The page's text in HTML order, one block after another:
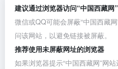
建议通过浏览器访问“中国西藏网”
微信或QQ可能会屏蔽“中国西藏
问该网站，以避免链接被屏蔽。
推荐使用未屏蔽网址的浏览器
如果浏览器提示“中国西藏网”网